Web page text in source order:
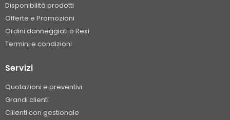
Disponibilità prodotti
Offerte e Promozioni
Ordini danneggiati o Resi
Termini e condizioni
Servizi
Quotazioni e preventivi
Grandi clienti
Cliienti con gestionale